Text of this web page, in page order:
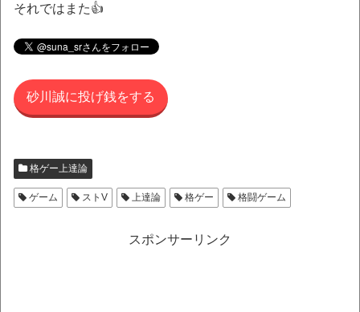
それではまた👍
砂川誠に投げ銭をする
格ゲー上達論
ゲーム ストV 上達論 格ゲー 格闘ゲーム
スポンサーリンク